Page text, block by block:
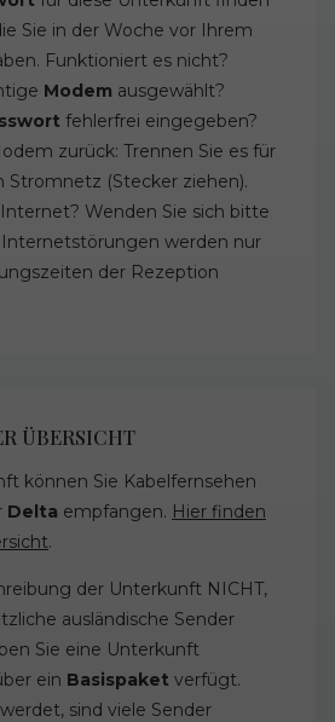
Sie in der Woche vor Ihrem
Funktioniert es nicht?
Modem ausgewählt?
fehlerfrei eingegeben?
zurück: Trennen Sie es für
Stromnetz (Stecker ziehen).
Wenden Sie sich bitte
Internetstörungen werden nur
der Rezeption
ÜBERSICHT
können Sie Kabelfernsehen
Delta empfangen. Hier finden
.
der Unterkunft NICHT,
ausländische Sender
Sie eine Unterkunft
ein Basispaket verfügt.
sind viele Sender